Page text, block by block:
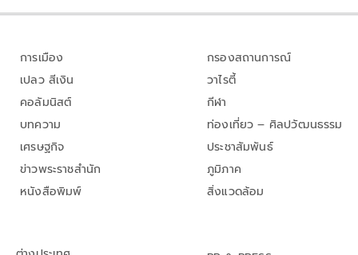
การเมือง
เปลว สีเงิน
คอลัมนิสต์
บทความ
เศรษฐกิจ
ข่าวพระราชสำนัก
หนังสือพิมพ์
กรองสถานการณ์
วาไรตี้
กีฬา
ท่องเที่ยว – ศิลปวัฒนธรรม
ประชาสัมพันธ์
ภูมิภาค
สิ่งแวดล้อม